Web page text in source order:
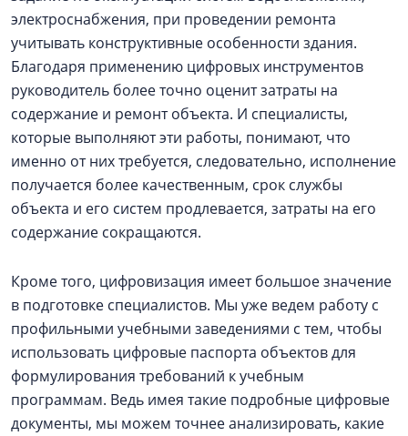
электроснабжения, при проведении ремонта
учитывать конструктивные особенности здания.
Благодаря применению цифровых инструментов
руководитель более точно оценит затраты на
содержание и ремонт объекта. И специалисты,
которые выполняют эти работы, понимают, что
именно от них требуется, следовательно, исполнение
получается более качественным, срок службы
объекта и его систем продлевается, затраты на его
содержание сокращаются.
Кроме того, цифровизация имеет большое значение
в подготовке специалистов. Мы уже ведем работу с
профильными учебными заведениями с тем, чтобы
использовать цифровые паспорта объектов для
формулирования требований к учебным
программам. Ведь имея такие подробные цифровые
документы, мы можем точнее анализировать, какие